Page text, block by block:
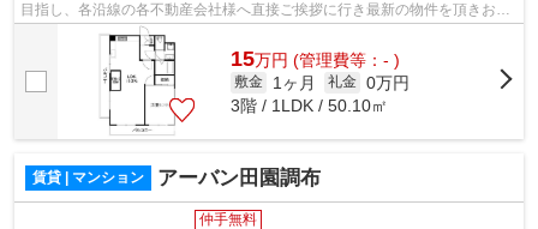
目指し、各沿線の各不動産会社様へ直接ご挨拶に行き最新の物件を頂きお客
様へ提供しております！最新の情報は...
15万円 (管理費等：- )
敷金 1ヶ月 礼金 0万円
3階 / 1LDK / 50.10㎡
賃貸 | マンション アーバン田園調布
仲手無料